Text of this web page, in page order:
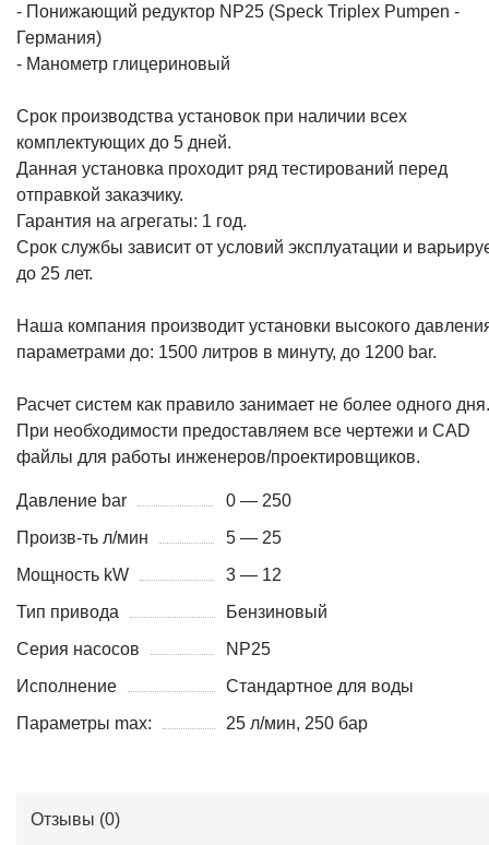
- Понижающий редуктор NP25 (Speck Triplex Pumpen -
Германия)
- Манометр глицериновый
Срок производства установок при наличии всех
комплектующих до 5 дней.
Данная установка проходит ряд тестирований перед
отправкой заказчику.
Гарантия на агрегаты: 1 год.
Срок службы зависит от условий эксплуатации и
до 25 лет.
Наша компания производит установки высокого
параметрами до: 1500 литров в минуту, до 1200 bar.
Расчет систем как правило занимает не более одного дня.
При необходимости предоставляем все чертежи и CAD
файлы для работы инженеров/проектировщиков.
Давление bar
0 — 250
Произв-ть л/мин
5 — 25
Мощность kW
3 — 12
Тип привода
Бензиновый
Серия насосов
NP25
Исполнение
Стандартное для воды
Параметры max:
25 л/мин, 250 бар
Отзывы (0)